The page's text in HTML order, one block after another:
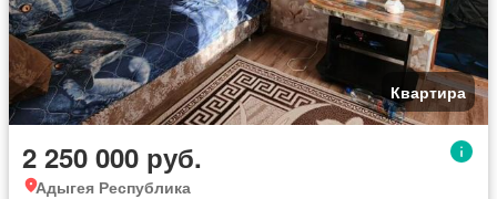
Квартира
2 250 000 руб.
Адыгея Республика